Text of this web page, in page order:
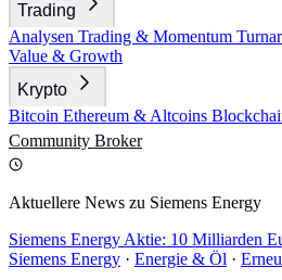
Trading
Analysen Trading & Momentum
Value & Growth
Krypto
Bitcoin Ethereum & Altcoins
Community Broker
Aktuellere News zu Siemens Energy
Siemens Energy Aktie: 10 Milliarden
Siemens Energy · Energie & Öl ·